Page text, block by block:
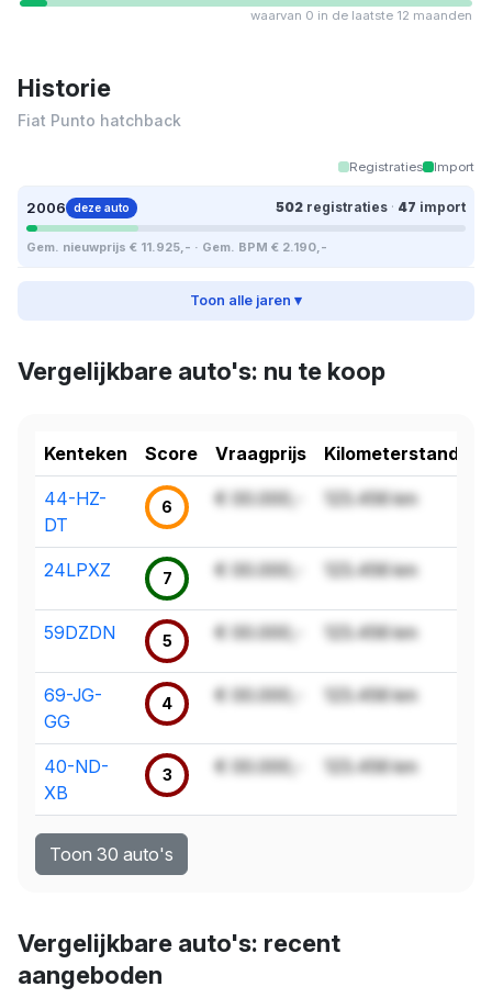
waarvan 0 in de laatste 12 maanden
Historie
Fiat Punto hatchback
Registraties Import
2006 deze auto 502 registraties · 47 import
Gem. nieuwprijs € 11.925,- · Gem. BPM € 2.190,-
Toon alle jaren ▾
Vergelijkbare auto's: nu te koop
Kenteken Score Vraagprijs Kilometerstand
44-HZ-
DT
6 € 00.000,- 123.456 km
24LPXZ 7 € 00.000,- 123.456 km
59DZDN 5 € 00.000,- 123.456 km
69-JG-
GG
4 € 00.000,- 123.456 km
40-ND-
XB
3 € 00.000,- 123.456 km
Toon 30 auto's
Vergelijkbare auto's: recent
aangeboden